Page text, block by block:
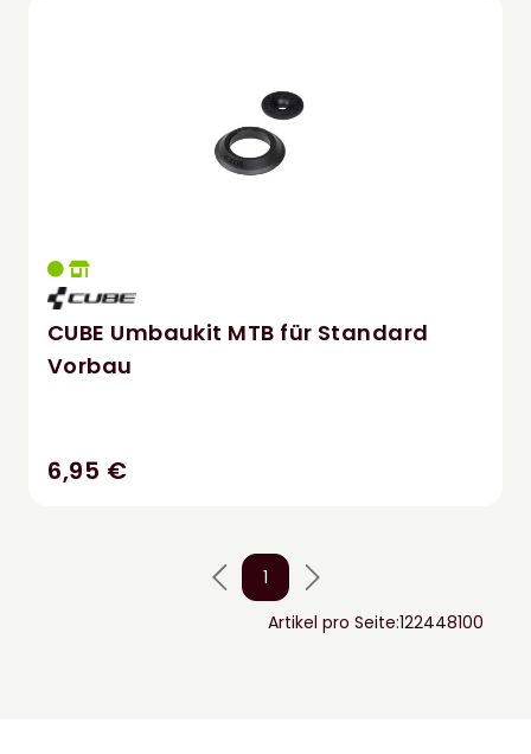
CUBE Umbaukit MTB für Standard
Vorbau
6,95 €
1
Artikel pro Seite:122448100